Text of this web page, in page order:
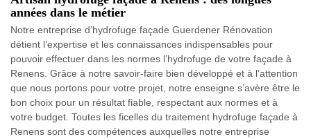
années dans le métier
Notre entreprise d’hydrofuge façade Guerdener Rénovation
détient l’expertise et les connaissances indispensables pour
pouvoir effectuer dans les normes l’hydrofuge de votre façade à
Renens. Grâce à notre savoir-faire bien développé et à l’attention
que nous portons pour votre projet, notre enseigne s’avère être le
bon choix pour un résultat fiable, respectant aux normes et à
votre budget. Toutes les ficelles du traitement hydrofuge façade à
Renens sont des compétences auxquelles notre entreprise